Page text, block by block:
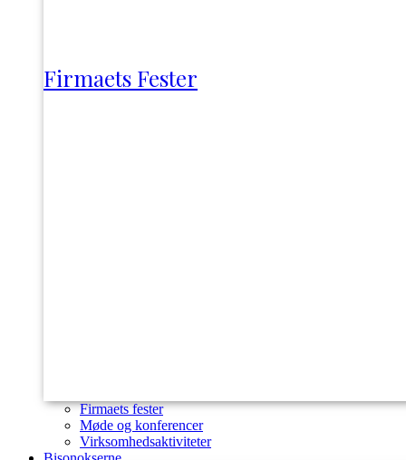
Firmaets Fester
Firmaets fester
Møde og konferencer
Virksomhedsaktiviteter